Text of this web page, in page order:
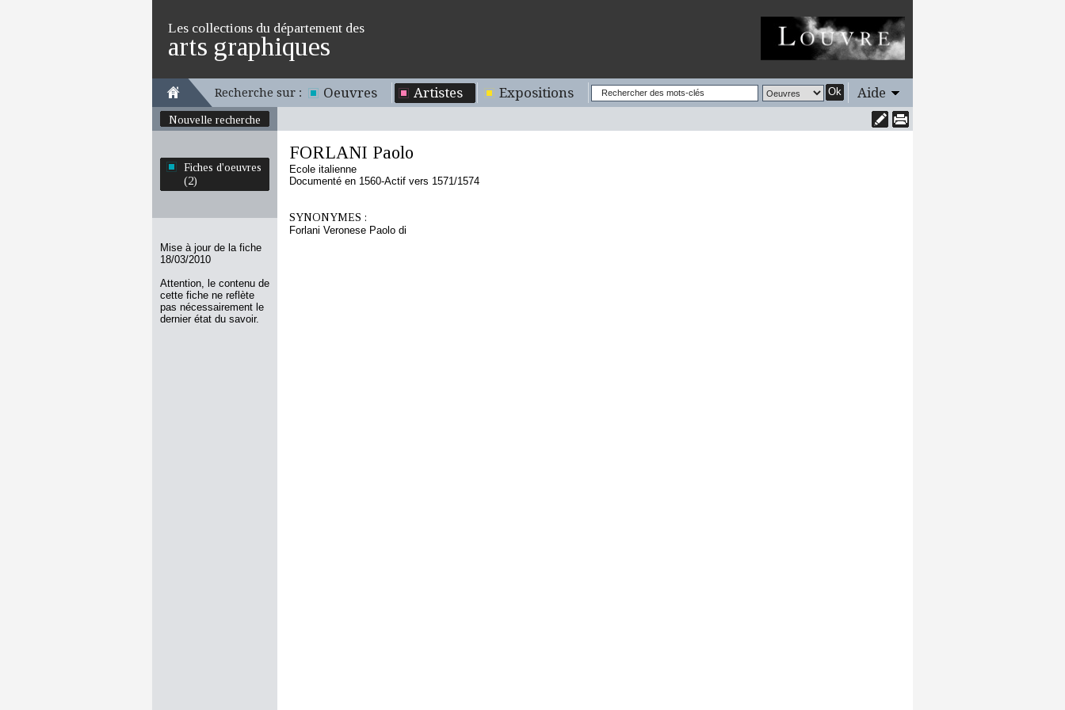
Les collections du département des
arts graphiques
Recherche sur : Oeuvres Artistes Expositions Ok Aide
Nouvelle recherche
Fiches d'oeuvres
(2)
Mise à jour de la fiche
18/03/2010
Attention, le contenu de
cette fiche ne reflète
pas nécessairement le
dernier état du savoir.
FORLANI Paolo
Ecole italienne
Documenté en 1560-Actif vers 1571/1574
SYNONYMES :
Forlani Veronese Paolo di